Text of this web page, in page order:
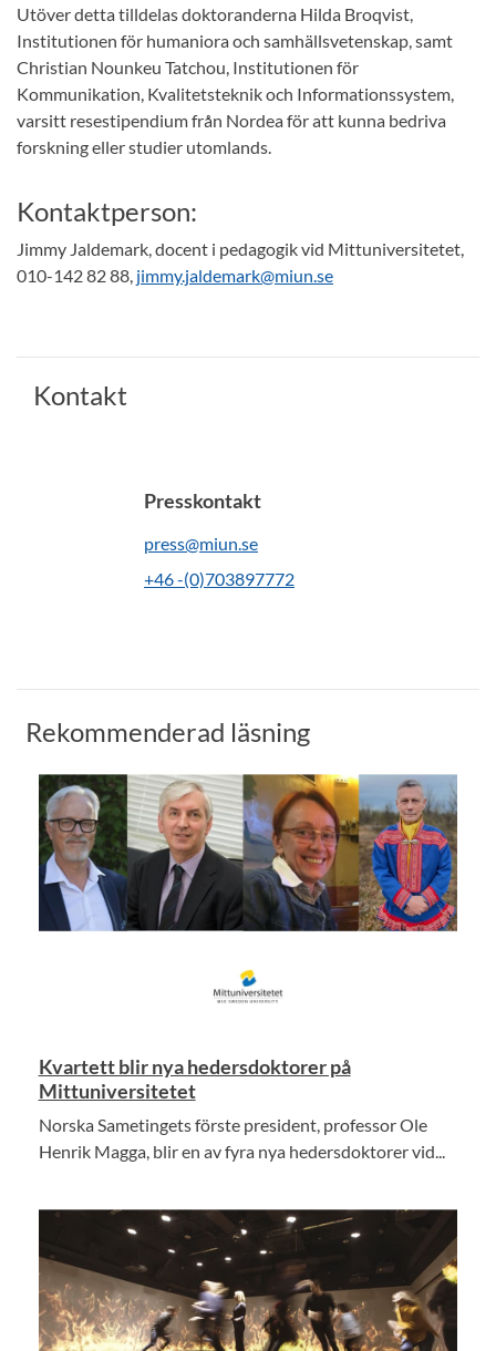
Utöver detta tilldelas doktoranderna Hilda Broqvist,
Institutionen för humaniora och samhällsvetenskap, samt
Christian Nounkeu Tatchou, Institutionen för
Kommunikation, Kvalitetsteknik och Informationssystem,
varsitt resestipendium från Nordea för att kunna bedriva
forskning eller studier utomlands.
Kontaktperson:
Jimmy Jaldemark, docent i pedagogik vid Mittuniversitetet,
010-142 82 88, jimmy.jaldemark@miun.se
Kontakt
Presskontakt
press@miun.se
+46 -(0)703897772
Rekommenderad läsning
Kvartett blir nya hedersdoktorer på
Mittuniversitetet
Norska Sametingets förste president, professor Ole
Henrik Magga, blir en av fyra nya hedersdoktorer vid...